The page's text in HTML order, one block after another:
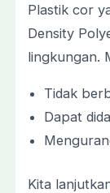
Plastik cor
Density
lingkungan.
Tidak
Dapat
Kita